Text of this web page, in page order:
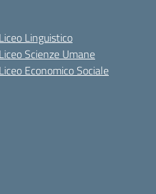
Linguistico
Scienze Umane
Economico Sociale